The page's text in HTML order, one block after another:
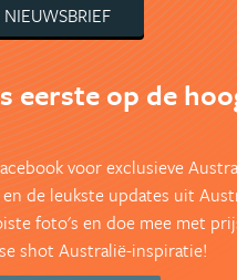
eerste op de
voor exclusieve
de leukste updates uit
foto's en doe mee met
shot Australië-inspiratie!